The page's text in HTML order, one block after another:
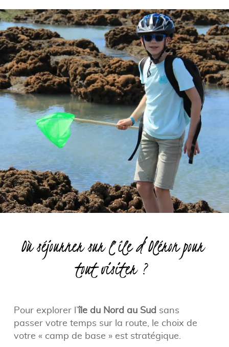
Où séjourner sur l’île d’Oléron pour
tout visiter ?
Pour explorer l’île du Nord au Sud sans
passer votre temps sur la route, le choix de
votre « camp de base » est stratégique.